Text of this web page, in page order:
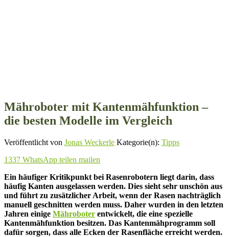
Mähroboter mit Kantenmähfunktion –
die besten Modelle im Vergleich
Veröffentlicht von Jonas Weckerle Kategorie(n): Tipps
1337 WhatsApp teilen mailen
Ein häufiger Kritikpunkt bei Rasenrobotern liegt darin, dass
häufig Kanten ausgelassen werden. Dies sieht sehr unschön aus
und führt zu zusätzlicher Arbeit, wenn der Rasen nachträglich
manuell geschnitten werden muss. Daher wurden in den letzten
Jahren einige Mähroboter entwickelt, die eine spezielle
Kantenmähfunktion besitzen. Das Kantenmähprogramm soll
dafür sorgen, dass alle Ecken der Rasenfläche erreicht werden.